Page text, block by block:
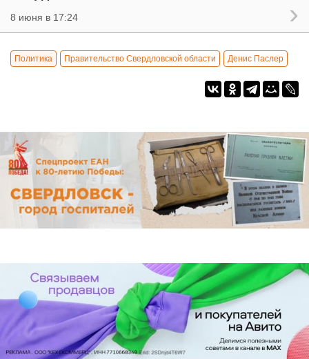
8 июня в 17:24
Политика Правительство Свердловской области Денис Паслер